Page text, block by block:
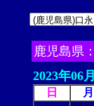
鹿児島県
2023年06月
日 月